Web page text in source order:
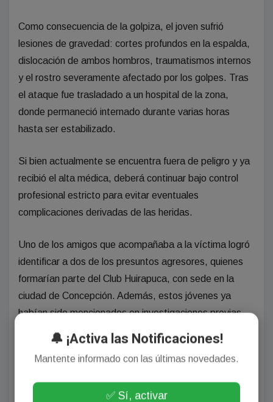
Como consecuencia de la golpiza, el joven sufrió
lesiones de gravedad: cortes profundos en la espalda,
dislocación de ambos hombros, traumatismos internos
y el rostro severamente afectado por los golpes. Tras
el ataque fue trasladado a un hospital de la zona,
donde permaneció internado durante varias horas
hasta ser estabilizado.
Si bien actualmente se encuentra fuera de peligro y ya
recibió el alta médica, deberá continuar bajo control
profesional estricto para evitar eventuales
complicaciones derivadas de las heridas.
Uno de los amigos que acompañaba a la víctima logró
identificar a dos de los presuntos agresores, quienes
formarían parte del Club Huirapuca, con sede en la
ciudad de Concepción. Además, estos jóvenes ya
habían sido mencionados en investigaciones previas
por posibles ataques similares cometidos en grupo.
Ataque en patota: 20 rugbiers golpearon a un joven a
🔔 ¡Activa las Notificaciones!
Mantente informado con las últimas novedades.
✅ Sí, activar